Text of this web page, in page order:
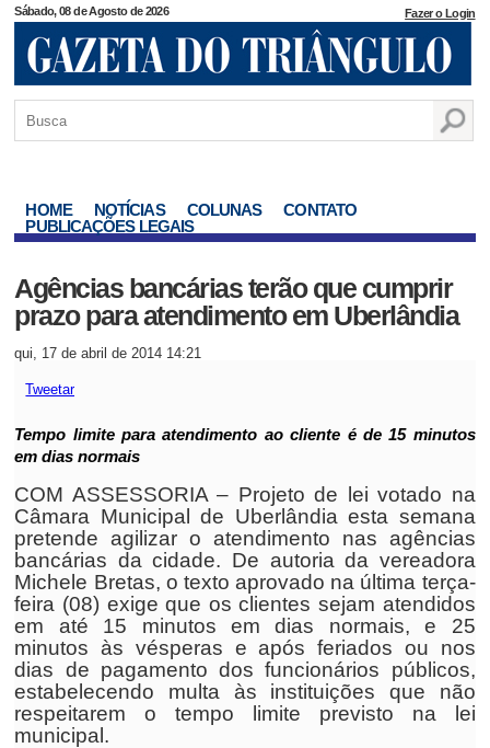
Sábado, 08 de Agosto de 2026 Fazer o Login
HOME NOTÍCIAS COLUNAS
CONTATO
PUBLICAÇÕES LEGAIS
Agências bancárias terão que cumprir
prazo para atendimento em Uberlândia
qui, 17 de abril de 2014 14:21
Tweetar
Tempo limite para atendimento ao cliente é de 15 minutos
em dias normais
COM ASSESSORIA – Projeto de lei votado na
Câmara Municipal de Uberlândia esta semana
pretende agilizar o atendimento nas agências
bancárias da cidade. De autoria da vereadora
Michele Bretas, o texto aprovado na última terça-
feira (08) exige que os clientes sejam atendidos
em até 15 minutos em dias normais, e 25
minutos às vésperas e após feriados ou nos
dias de pagamento dos funcionários públicos,
estabelecendo multa às instituições que não
respeitarem o tempo limite previsto na lei
municipal.